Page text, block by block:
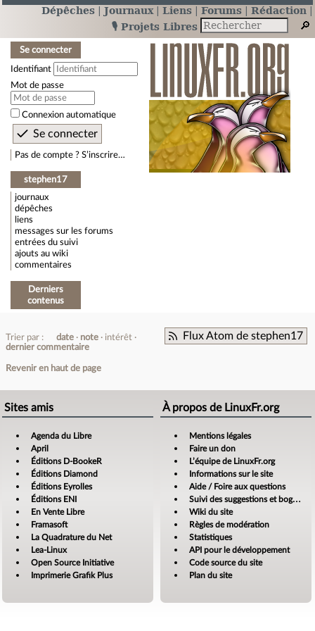
Dépêches Journaux Liens Forums
Rédaction
🎙️ Projets Libres
Se connecter
Identifiant
Mot de passe
Connexion automatique
Pas de compte ? S’inscrire…
stephen17
journaux
dépêches
liens
messages sur les forums
entrées du suivi
ajouts au wiki
commentaires
Derniers
contenus
Flux Atom de stephen17
Trier par : date note
intérêt
dernier commentaire
Revenir en haut de page
Sites amis
Agenda du Libre
April
Éditions D-BookeR
Éditions Diamond
Éditions Eyrolles
Éditions ENI
En Vente Libre
Framasoft
La Quadrature du Net
Lea-Linux
Open Source Initiative
Imprimerie Grafik Plus
À propos de LinuxFr.org
Mentions légales
Faire un don
L’équipe de LinuxFr.org
Informations sur le site
Aide / Foire aux questions
Suivi des suggestions et bogues
Wiki du site
Règles de modération
Statistiques
API pour le développement
Code source du site
Plan du site